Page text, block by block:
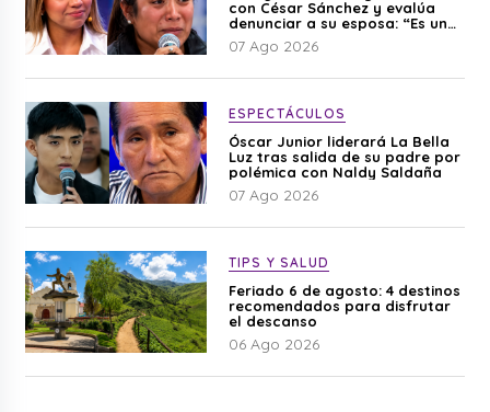
con César Sánchez y evalúa
denunciar a su esposa: “Es una
difamación”
07 Ago 2026
ESPECTÁCULOS
Óscar Junior liderará La Bella
Luz tras salida de su padre por
polémica con Naldy Saldaña
07 Ago 2026
TIPS Y SALUD
Feriado 6 de agosto: 4 destinos
recomendados para disfrutar
el descanso
06 Ago 2026